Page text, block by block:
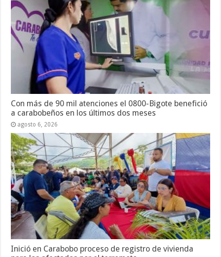
Con más de 90 mil atenciones el 0800-Bigote benefició
a carabobeños en los últimos dos meses
agosto 6, 2026
Inició en Carabobo proceso de registro de vivienda